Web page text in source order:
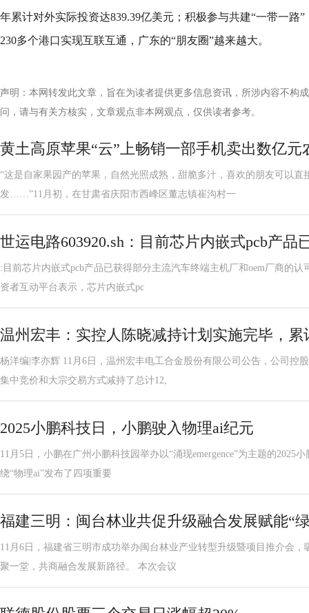
年累计对外实际投资达839.39亿美元；积极参与共建“一带一路
230多个港口实现互联互通，广东的“朋友圈”越来越大。
声明：本网转发此文章，旨在为读者提供更多信息资讯，所涉内容不构
问，请与有关方核实，文章观点非本网观点，仅供读者参考。
黄土高原苹果“云”上畅销一部手机卖出数亿元
“这是自家果园产的苹果，自然光照成熟，甜脆多汁，喜欢的朋友可以直
发……”11月初，在甘肃省庆阳市西峰区董志镇崔沟村一
世运电路603920.sh：目前芯片内嵌式pcb产品
:目前芯片内嵌式pcb产品已获得部分主流汽车终端主机厂和oem厂商的
资者互动平台表示，芯片内嵌式pc
温州宏丰：实控人陈晓减持计划实施完毕，累
杨洋编|李亦辉 11月6日，温州宏丰电工合金股份有限公司公告，公司控
集中竞价和大宗交易方式减持了总计12,
2025小鹏科技日，小鹏驶入物理ai纪元
11月5日，小鹏在广州小鹏科技园举办以“涌现emergence”为主题的2025
绕“物理ai”发布了四项重要
福建三明：闽台林业共促升级融合发展赋能“
11月6日，福建省三明市成功举办闽台林业产业转型升级暨项目推介会，
聚一堂，共商融合发展新路径。 本次会议